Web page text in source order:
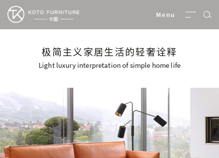
Menu
极简主义家居生活的轻奢诠释
Light luxury interpretation of simple home life